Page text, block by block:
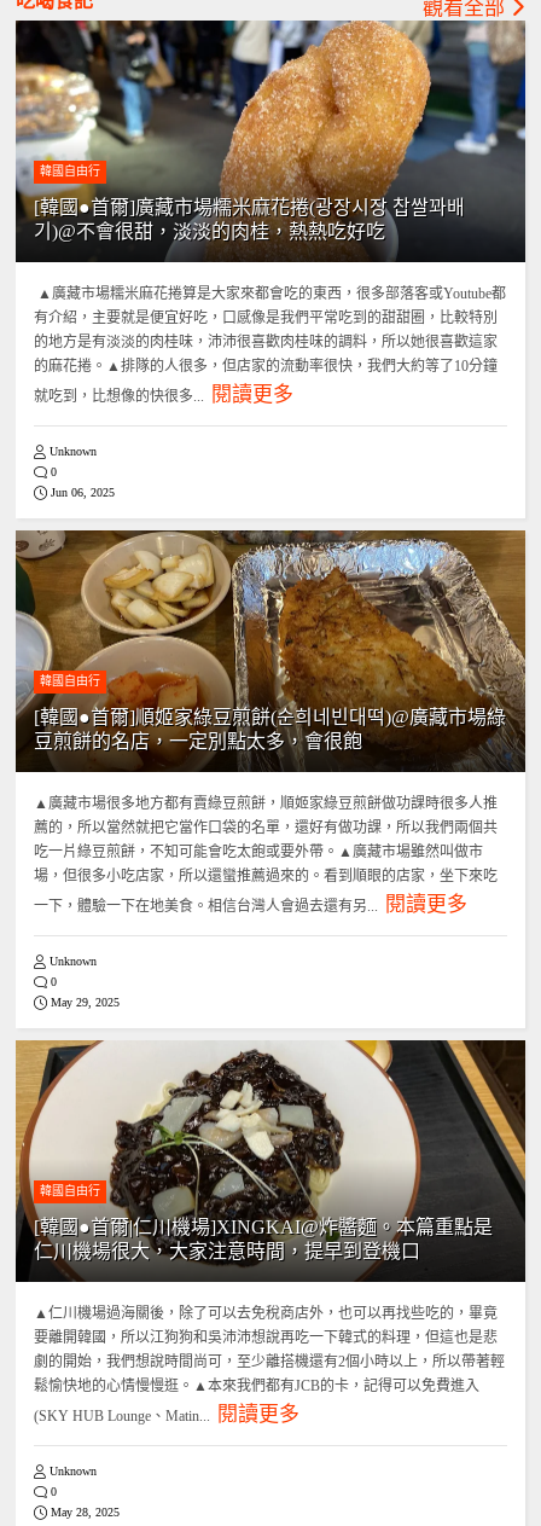
觀看全部
韓國自由行
[韓國●首爾]廣藏市場糯米麻花捲(광장시장 찹쌀꽈배
기)@不會很甜，淡淡的肉桂，熱熱吃好吃
▲廣藏市場糯米麻花捲算是大家來都會吃的東西，很多部落客或Youtube都
有介紹，主要就是便宜好吃，口感像是我們平常吃到的甜甜圈，比較特別
的地方是有淡淡的肉桂味，沛沛很喜歡肉桂味的調料，所以她很喜歡這家
的麻花捲。▲排隊的人很多，但店家的流動率很快，我們大約等了10分鐘
就吃到，比想像的快很多...
閱讀更多
Unknown
0
Jun 06, 2025
韓國自由行
[韓國●首爾]順姬家綠豆煎餅(순희네빈대떡)@廣藏市場綠
豆煎餅的名店，一定別點太多，會很飽
▲廣藏市場很多地方都有賣綠豆煎餅，順姬家綠豆煎餅做功課時很多人推
薦的，所以當然就把它當作口袋的名單，還好有做功課，所以我們兩個共
吃一片綠豆煎餅，不知可能會吃太飽或要外帶。▲廣藏市場雖然叫做市
場，但很多小吃店家，所以還蠻推薦過來的。看到順眼的店家，坐下來吃
一下，體驗一下在地美食。相信台灣人會過去還有另...
閱讀更多
Unknown
0
May 29, 2025
韓國自由行
[韓國●首爾|仁川機場]XINGKAI@炸醬麵。本篇重點是
仁川機場很大，大家注意時間，提早到登機口
▲仁川機場過海關後，除了可以去免稅商店外，也可以再找些吃的，畢竟
要離開韓國，所以江狗狗和吳沛沛想說再吃一下韓式的料理，但這也是悲
劇的開始，我們想說時間尚可，至少離搭機還有2個小時以上，所以帶著輕
鬆愉快地的心情慢慢逛。▲本來我們都有JCB的卡，記得可以免費進入
(SKY HUB Lounge、Matin...
閱讀更多
Unknown
0
May 28, 2025